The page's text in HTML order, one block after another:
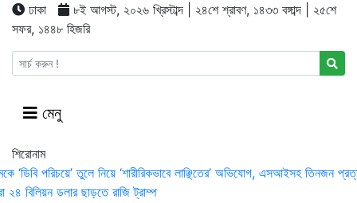
ঢাকা
৮ই আগস্ট, ২০২৬ খ্রিস্টাব্দ | ২৪শে শ্রাবণ, ১৪৩৩ বঙ্গাব্দ | ২৫শে
সফর, ১৪৪৮ হিজরি
মেনু
শিরোনাম
‘ডিবি পরিচয়ে’ তুলে নিয়ে ‘শারীরিকভাবে লাঞ্ছিতের’ অভিযোগ, এসআইসহ তিনজন
২৪ বিলিয়ন ডলার ছাড়তে রাজি ট্রাম্প